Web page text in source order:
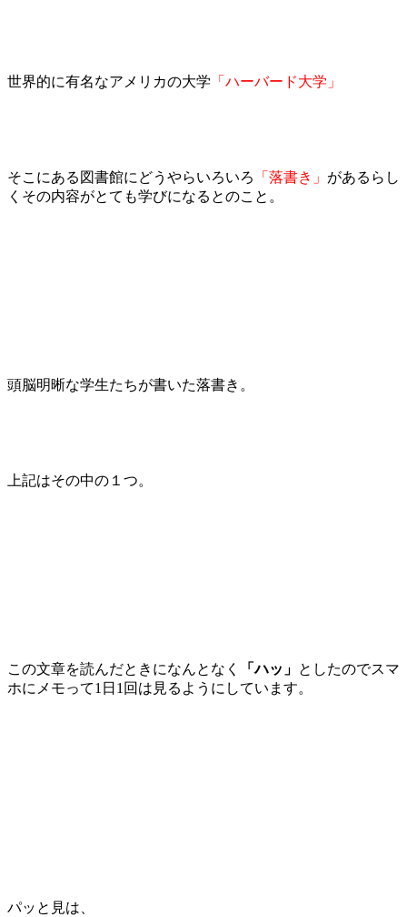
世界的に有名なアメリカの大学 「ハーバード大学」
そこにある図書館にどうやらいろいろ 「落書き」 があるらし
くその内容がとても学びになるとのこと。
頭脳明晰な学生たちが書いた落書き。
上記はその中の１つ。
この文章を読んだときになんとなく 「ハッ」 としたのでスマ
ホにメモって1日1回は見るようにしています。
パッと見は、